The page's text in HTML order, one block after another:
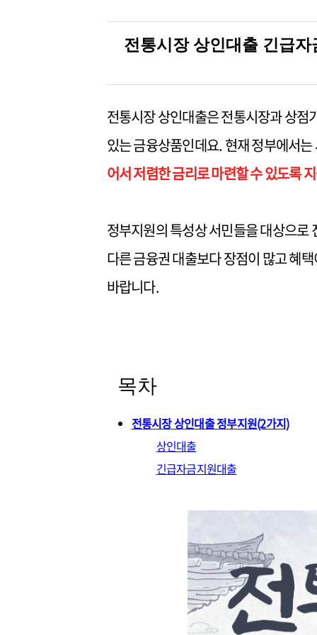
전통시장 상인대출 긴급
전통시장 상인대출은 전통시장과 상
있는 금융상품인데요. 현재 정부에서는
어서 저렴한 금리로 마련할 수 있도록
정부지원의 특성상 서민들을 대상으로
다른 금융권 대출보다 장점이 많고 혜
바랍니다.
목차
전통시장 상인대출 정부지원(2가지)
상인대출
긴급자금지원대출